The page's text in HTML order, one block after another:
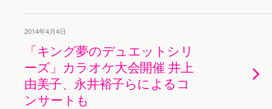
2014年4月4日
「キング夢のデュエットシリ
ーズ」カラオケ大会開催 井上
由美子、永井裕子らによるコ
ンサートも